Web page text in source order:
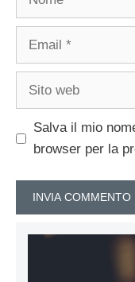
Email
Sito
Salva il mio
browser per la